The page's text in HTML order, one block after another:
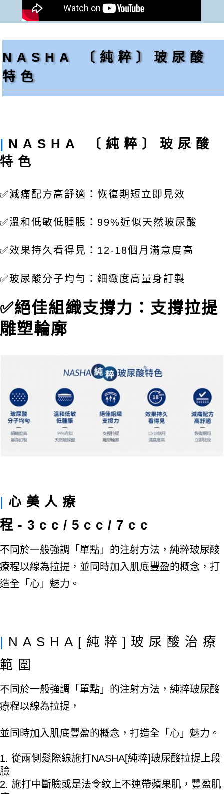
NASHA 〔純粹〕玻尿酸
特色
| NASHA 〔純粹〕玻尿酸
特色
✅減痛配方高舒適：恢復期短立即見效
✅溫和低敏低腫脹：99%近似天然玻尿酸
✅效果持久看得見：12-18個月滿意度高
✅玻尿酸分子均勻：細緻度高量身訂製
✅絕佳組織支撐力：支撐拉提
雕塑輪廓
| 心美人療
程-3cc/5cc/7cc
不同於一般強調「單點」的注射方法，純粹玻尿酸
療程以線為拉提，並同時加入肌底豐盈的概念，打
造全「心」魅力。
| NASHA[純粹]玻尿酸治療
範圍
不同於一般強調「單點」的注射方法，純粹玻尿酸
療程以線為拉提，
並同時加入肌底豐盈的概念，打造全「心」魅力。
從兩側髮際線施打NASHA[純粹]玻尿酸拉提上段
臉
施打中斷臉或是法令紋上不連帶蘋果肌，豐盈肌